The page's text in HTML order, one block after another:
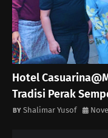
Hotel
Tradisi Perak
Shalimar Yusof